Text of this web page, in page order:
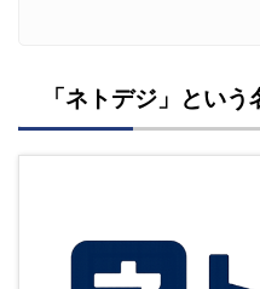
「ネトデジ」とい